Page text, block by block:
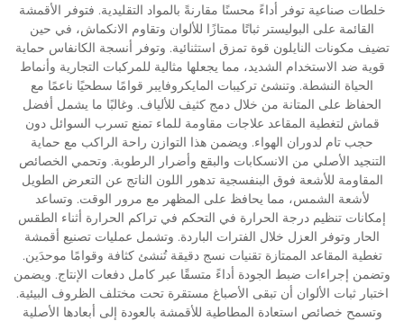
خلطات صناعية توفر أداءً محسنًا مقارنةً بالمواد التقليدية. فتوفر الأقمشة
القائمة على البوليستر ثباتًا ممتازًا للألوان وتقاوم الانكماش، في حين
تضيف مكونات النايلون قوة تمزق استثنائية. وتوفر أنسجة الكانفاس حماية
قوية ضد الاستخدام الشديد، مما يجعلها مثالية للمركبات التجارية وأنماط
الحياة النشطة. وتنشئ تركيبات المايكروفايبر قوامًا سطحيًا ناعمًا مع
الحفاظ على المتانة من خلال دمج كثيف للألياف. وغالبًا ما يشمل أفضل
قماش لتغطية المقاعد علاجات مقاومة للماء تمنع تسرب السوائل دون
حجب تام لدوران الهواء. ويضمن هذا التوازن راحة الراكب مع حماية
التنجيد الأصلي من الانسكابات والبقع وأضرار الرطوبة. وتحمي الخصائص
المقاومة للأشعة فوق البنفسجية تدهور اللون الناتج عن التعرض الطويل
لأشعة الشمس، مما يحافظ على المظهر مع مرور الوقت. وتساعد
إمكانات تنظيم درجة الحرارة في التحكم في تراكم الحرارة أثناء الطقس
الحار وتوفر العزل خلال الفترات الباردة. وتشمل عمليات تصنيع أقمشة
تغطية المقاعد الممتازة تقنيات نسج دقيقة تُنشئ كثافة وقوامًا موحدَين.
وتضمن إجراءات ضبط الجودة أداءً متسقًا عبر كامل دفعات الإنتاج. ويضمن
اختبار ثبات الألوان أن تبقى الأصباغ مستقرة تحت مختلف الظروف البيئية.
وتسمح خصائص استعادة المطاطية للأقمشة بالعودة إلى أبعادها الأصلية